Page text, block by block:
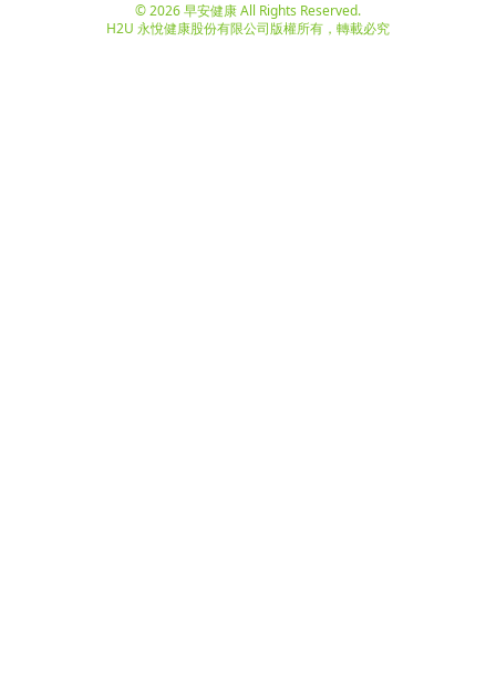
© 2026 早安健康 All Rights Reserved.
H2U 永悅健康股份有限公司版權所有，轉載必究